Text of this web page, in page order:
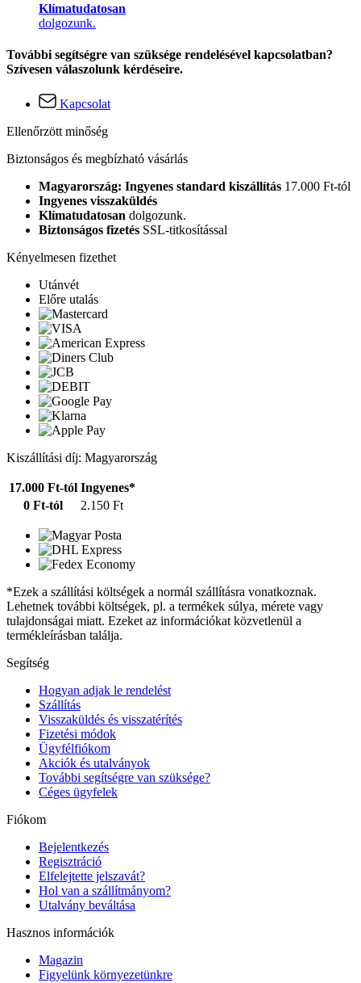
Klímatudatosan
dolgozunk.
További segítségre van szüksége rendelésével kapcsolatban?
Szívesen válaszolunk kérdéseire.
Kapcsolat
Ellenőrzött minőség
Biztonságos és megbízható vásárlás
Magyarország: Ingyenes standard kiszállítás 17.000 Ft-tól
Ingyenes visszaküldés
Klímatudatosan dolgozunk.
Biztonságos fizetés SSL-titkosítással
Kényelmesen fizethet
Utánvét
Előre utalás
Kiszállítási díj: Magyarország
17.000 Ft-tól Ingyenes*
0 Ft-tól
2.150 Ft
*Ezek a szállítási költségek a normál szállításra vonatkoznak.
Lehetnek további költségek, pl. a termékek súlya, mérete vagy
tulajdonságai miatt. Ezeket az információkat közvetlenül a
termékleírásban találja.
Segítség
Hogyan adjak le rendelést
Szállítás
Visszaküldés és visszatérítés
Fizetési módok
Ügyfélfiókom
Akciók és utalványok
További segítségre van szüksége?
Céges ügyfelek
Fiókom
Bejelentkezés
Regisztráció
Elfelejtette jelszavát?
Hol van a szállítmányom?
Utalvány beváltása
Hasznos információk
Magazin
Figyelünk környezetünkre